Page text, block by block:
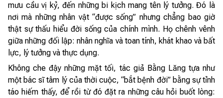
mưu cầu vị kỷ, đến những bi kịch mang tên lý tưởng. Đó là
nơi mà những nhân vật “được sống” nhưng chẳng bao giờ
thật sự thấu hiểu đời sống của chính mình. Họ chênh vênh
giữa những đối lập: nhân nghĩa và toan tính, khát khao và bất
lực, lý tưởng và thực dụng.
Không che đậy những mặt tối, tác giả Bằng Lăng tựa như
một bác sĩ tâm lý của thời cuộc, “bắt bệnh đời” bằng sự tỉnh
táo hiếm thấy, để rồi từ đó đặt ra những câu hỏi buốt lòng: